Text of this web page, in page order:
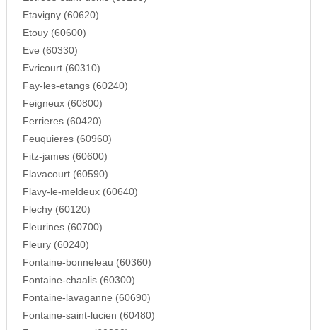
Etavigny (60620)
Etouy (60600)
Eve (60330)
Evricourt (60310)
Fay-les-etangs (60240)
Feigneux (60800)
Ferrieres (60420)
Feuquieres (60960)
Fitz-james (60600)
Flavacourt (60590)
Flavy-le-meldeux (60640)
Flechy (60120)
Fleurines (60700)
Fleury (60240)
Fontaine-bonneleau (60360)
Fontaine-chaalis (60300)
Fontaine-lavaganne (60690)
Fontaine-saint-lucien (60480)